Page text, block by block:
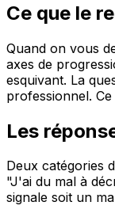
Ce que le
Quand on vous
axes de
esquivant. La
professionnel.
Les
Deux catégories
"J'ai du mal à
signale soit un